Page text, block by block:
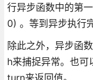
行异步函数中的第
0) 。等到异步执行
除此之外，异步函
h来捕捉异常。也
turn来返回值。